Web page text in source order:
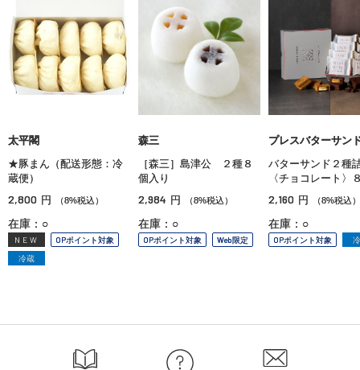
太平閣
★豚まん（配送形態：冷
蔵便）
2,800 円 （8%税込）
在庫：○
NEW
OPポイント対象
冷蔵
森三
［森三］島津公 ２種８
個入り
2,984 円 （8%税込）
在庫：○
OPポイント対象 Web限定
プレスバターサン
バターサンド２種
〈チョコレート〉
2,160 円 （8%税込）
在庫：○
OPポイント対象